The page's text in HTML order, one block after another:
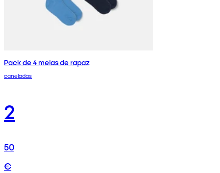
Pack de 4 meias de rapaz
caneladas
2
50
€